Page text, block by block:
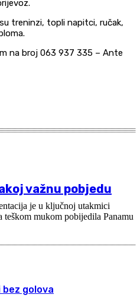
treninzi, topli napitci, ručak,
na broj 063 937 335 – Ante
važnu pobjedu
je u ključnoj utakmici
mukom pobijedila Panamu
bez golova